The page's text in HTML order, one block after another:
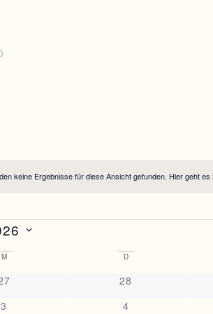
keine Ergebnisse für diese Ansicht gefunden. Hier geht es
M D
Veranstaltungen 0 Veranstaltungen
28
0 Veranstaltungen
3 0 Veranstaltungen
4